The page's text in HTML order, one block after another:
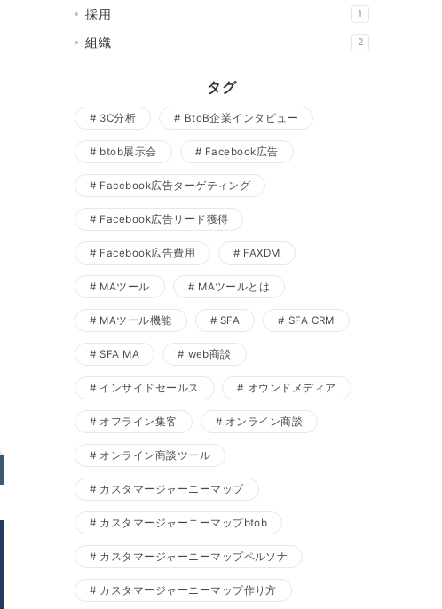
採用 1
組織 2
タグ
3C分析 BtoB企業インタビュー
btob展示会 Facebook広告
Facebook広告ターゲティング
Facebook広告リード獲得
Facebook広告費用 FAXDM
MAツール MAツールとは
MAツール機能 SFA SFA CRM
SFA MA web商談
インサイドセールス オウンドメディア
オフライン集客 オンライン商談
オンライン商談ツール
カスタマージャーニーマップ
カスタマージャーニーマップbtob
カスタマージャーニーマップペルソナ
カスタマージャーニーマップ作り方